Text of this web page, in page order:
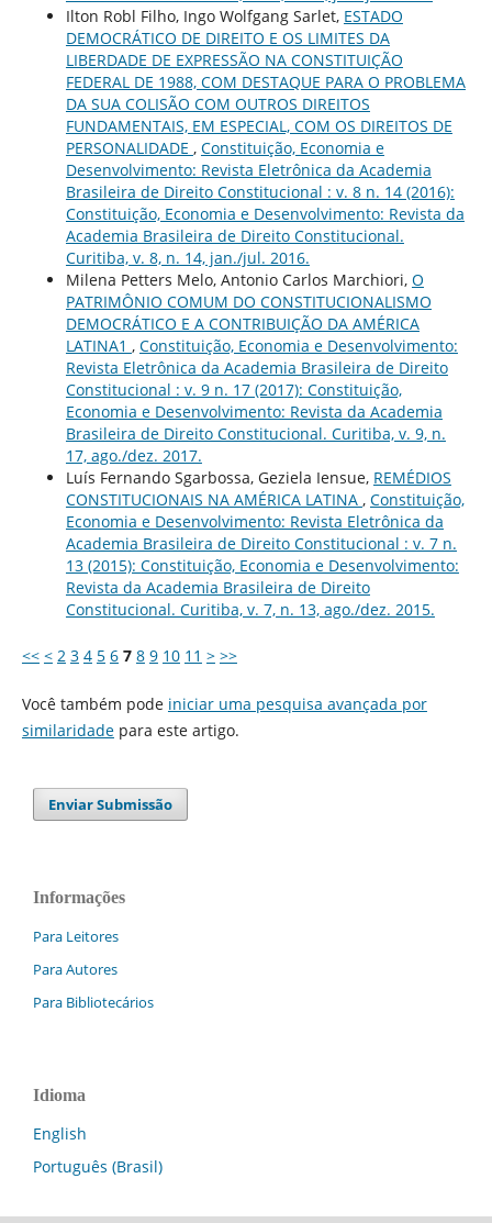
Ilton Robl Filho, Ingo Wolfgang Sarlet, ESTADO
DEMOCRÁTICO DE DIREITO E OS LIMITES DA
LIBERDADE DE EXPRESSÃO NA CONSTITUIÇÃO
FEDERAL DE 1988, COM DESTAQUE PARA O PROBLEMA
DA SUA COLISÃO COM OUTROS DIREITOS
FUNDAMENTAIS, EM ESPECIAL, COM OS DIREITOS DE
PERSONALIDADE , Constituição, Economia e
Desenvolvimento: Revista Eletrônica da Academia
Brasileira de Direito Constitucional : v. 8 n. 14 (2016):
Constituição, Economia e Desenvolvimento: Revista da
Academia Brasileira de Direito Constitucional.
Curitiba, v. 8, n. 14, jan./jul. 2016.
Milena Petters Melo, Antonio Carlos Marchiori, O
PATRIMÔNIO COMUM DO CONSTITUCIONALISMO
DEMOCRÁTICO E A CONTRIBUIÇÃO DA AMÉRICA
LATINA1 , Constituição, Economia e Desenvolvimento:
Revista Eletrônica da Academia Brasileira de Direito
Constitucional : v. 9 n. 17 (2017): Constituição,
Economia e Desenvolvimento: Revista da Academia
Brasileira de Direito Constitucional. Curitiba, v. 9, n.
17, ago./dez. 2017.
Luís Fernando Sgarbossa, Geziela Iensue, REMÉDIOS
CONSTITUCIONAIS NA AMÉRICA LATINA , Constituição,
Economia e Desenvolvimento: Revista Eletrônica da
Academia Brasileira de Direito Constitucional : v. 7 n.
13 (2015): Constituição, Economia e Desenvolvimento:
Revista da Academia Brasileira de Direito
Constitucional. Curitiba, v. 7, n. 13, ago./dez. 2015.
<< < 2 3 4 5 6 7 8 9 10 11 > >>
Você também pode iniciar uma pesquisa avançada por
similaridadepara este artigo.
Enviar Submissão
Informações
Para Leitores
Para Autores
Para Bibliotecários
Idioma
English
Português (Brasil)